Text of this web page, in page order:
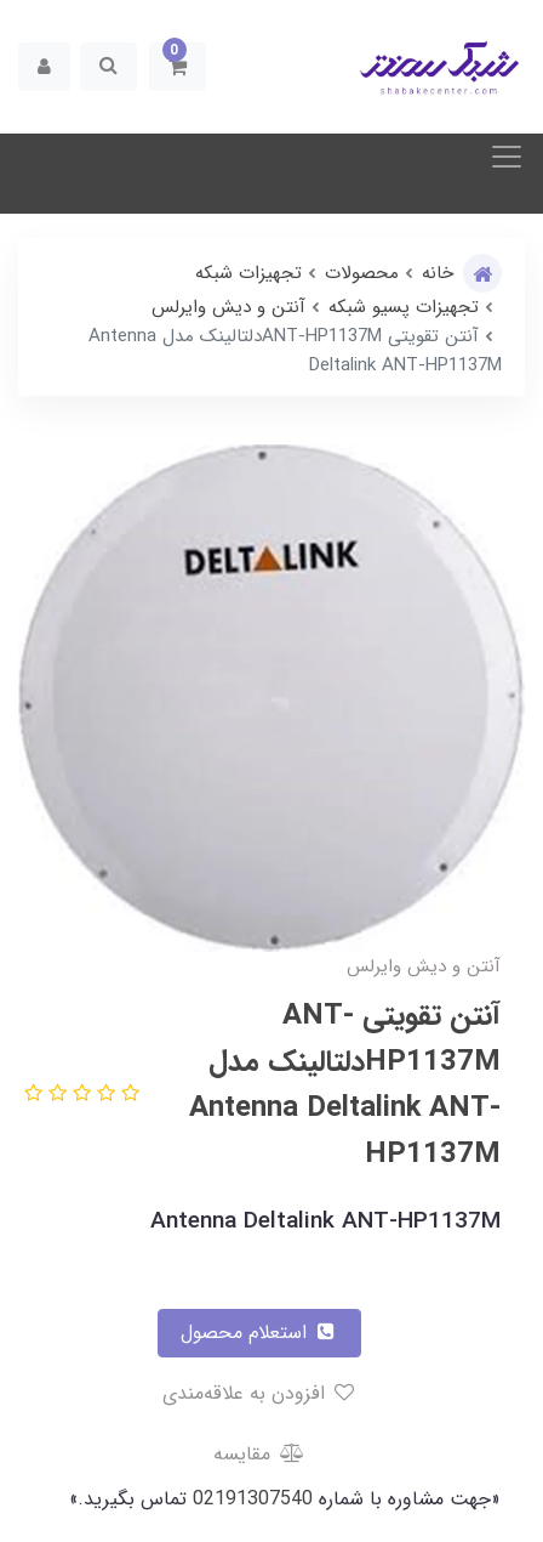
0
خانه محصولات
تجهیزات شبکه
تجهیزات پسیو شبکه
آنتن و دیش وایرلس
آنتن تقویتی ANT-HP1137Mدلتالینک مدل Antenna
Deltalink ANT-HP1137M
آنتن و دیش وایرلس
آنتن تقویتی ANT-
HP1137Mدلتالینک مدل
Antenna Deltalink ANT-
HP1137M
Antenna Deltalink ANT-HP1137M
مقایسه
«جهت مشاوره با شماره 02191307540 تماس بگیرید.»